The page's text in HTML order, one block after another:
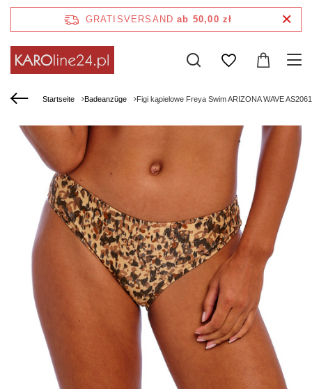
GRATISVERSAND ab 50,00 zł
Startseite Badeanzüge Figi kąpielowe Freya Swim ARIZONA WAVE